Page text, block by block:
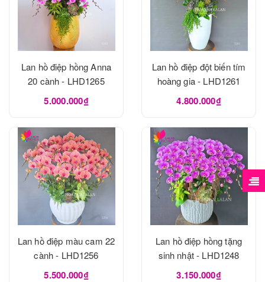
Lan hồ điệp hồng Anna
20 cành - LHD1265
5.000.000₫
Lan hồ điệp đột biến tím
hoàng gia - LHD1261
4.800.000₫
Lan hồ điệp màu cam 22
cành - LHD1256
5.500.000₫
Lan hồ điệp hồng tặng
sinh nhật - LHD1248
3.150.000₫